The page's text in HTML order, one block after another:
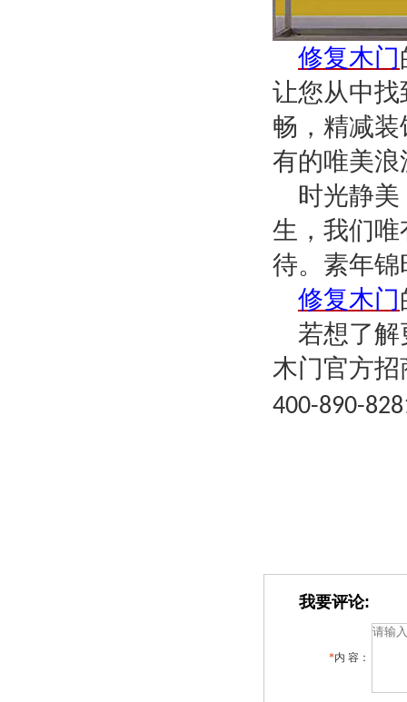
修复木门
让您从中
畅，精减
有的唯美
时光静
生，我们
待。素年
修复木门
若想了解
木门官方招
400-890-
我要评论:
*内 容：